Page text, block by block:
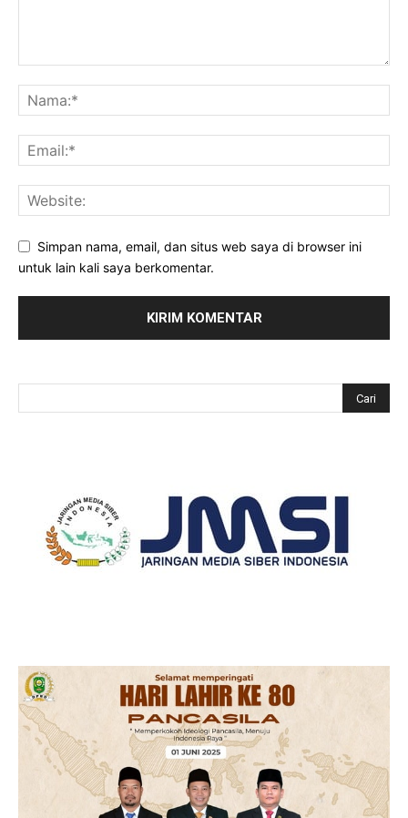
Simpan nama, email, dan situs web saya di browser ini
untuk lain kali saya berkomentar.